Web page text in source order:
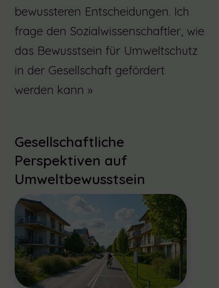
bewussteren Entscheidungen. Ich
frage den Sozialwissenschaftler, wie
das Bewusstsein für Umweltschutz
in der Gesellschaft gefördert
werden kann »
Gesellschaftliche
Perspektiven auf
Umweltbewusstsein